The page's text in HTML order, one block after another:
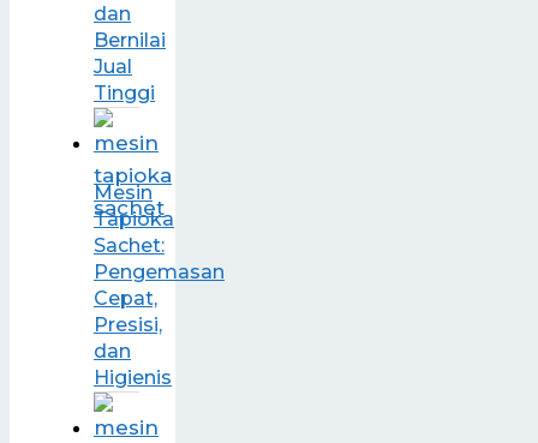
dan
Bernilai
Jual
Tinggi
Mesin
Tapioka
Sachet:
Pengemasan
Cepat,
Presisi,
dan
Higienis